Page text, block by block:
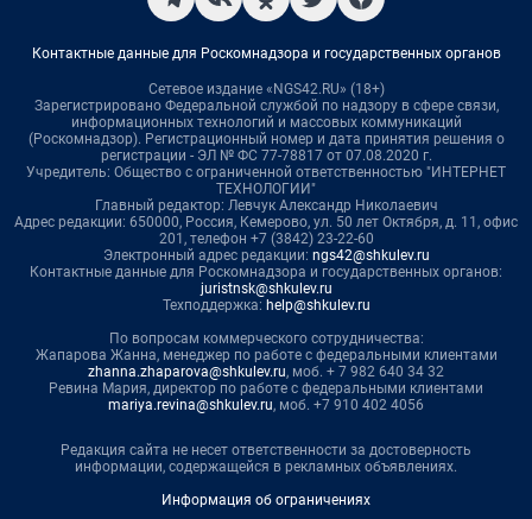
Контактные данные для Роскомнадзора и государственных органов
Сетевое издание «NGS42.RU» (18+)
Зарегистрировано Федеральной службой по надзору в сфере связи,
информационных технологий и массовых коммуникаций
(Роскомнадзор). Регистрационный номер и дата принятия решения о
регистрации - ЭЛ № ФС 77-78817 от 07.08.2020 г.
Учредитель: Общество с ограниченной ответственностью "ИНТЕРНЕТ
ТЕХНОЛОГИИ"
Главный редактор: Левчук Александр Николаевич
Адрес редакции: 650000, Россия, Кемерово, ул. 50 лет Октября, д. 11, офис
201, телефон +7 (3842) 23-22-60
Электронный адрес редакции: ngs42@shkulev.ru
Контактные данные для Роскомнадзора и государственных органов:
juristnsk@shkulev.ru
Техподдержка: help@shkulev.ru
По вопросам коммерческого сотрудничества:
Жапарова Жанна, менеджер по работе с федеральными клиентами
zhanna.zhaparova@shkulev.ru, моб. + 7 982 640 34 32
Ревина Мария, директор по работе с федеральными клиентами
mariya.revina@shkulev.ru, моб. +7 910 402 4056
Редакция сайта не несет ответственности за достоверность
информации, содержащейся в рекламных объявлениях.
Информация об ограничениях